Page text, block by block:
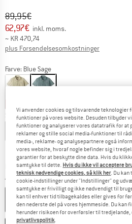
Original pris :
89,95€
Pris:
62,97€ inkl. moms.
~ KR470,74
plus Forsendelsesomkostninger
Farve: Blue Sage
Størrelse:L
M L XL
Størrelsestabel
Leveringstid: 4-6 arbejdsdageLinket åbnes
Antal:
LÆG
Vi anvender cookies og tilsvarende teknologier
funktioner på vores website. Desuden tilbyder
funktioner og analyserer vores datatrafik for at
reklamer og stille social media-funktioner til
media-, reklame- og analysepartnere også
vores website, hvoraf nogle befinder sig i
garantier for at beskytte dine data. Hvis du
samtykke til dette. Hvis du ikke vil acceptere
teknisk nødvendige cookies, så klik her. Du
cookie-indstillinger under "Indstillinger" og
samtykke er frivilligt og ikke nødvendigt til
kan til enhver tid tilbagekaldes eller gives for
den nederste del på vores hjemmeside. Du kan
herunder risikoen for overførsler til tredjelande,
privatlivspolitik.